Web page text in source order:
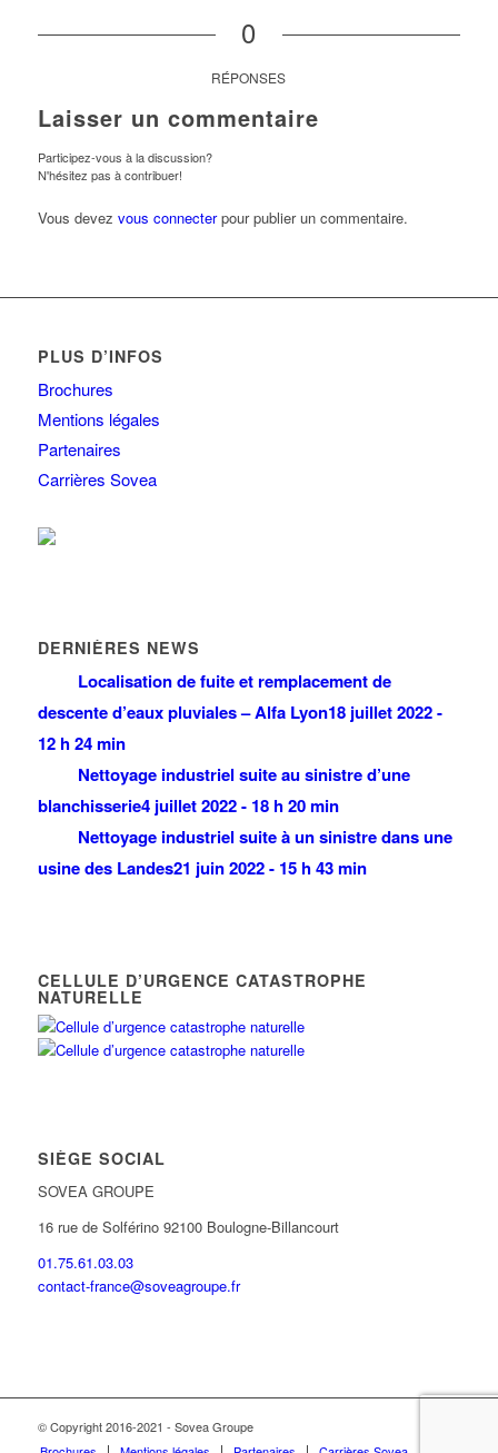
0
RÉPONSES
Laisser un commentaire
Participez-vous à la discussion?
N'hésitez pas à contribuer!
Vous devez vous connecterpour publier un commentaire.
PLUS D’INFOS
Brochures
Mentions légales
Partenaires
Carrières Sovea
DERNIÈRES NEWS
Localisation de fuite et remplacement de
descente d’eaux pluviales – Alfa Lyon18 juillet 2022 -
12 h 24 min
Nettoyage industriel suite au sinistre d’une
blanchisserie4 juillet 2022 - 18 h 20 min
Nettoyage industriel suite à un sinistre dans une
usine des Landes21 juin 2022 - 15 h 43 min
CELLULE D’URGENCE CATASTROPHE
NATURELLE
SIÈGE SOCIAL
SOVEA GROUPE
16 rue de Solférino 92100 Boulogne-Billancourt
01.75.61.03.03
contact-france@soveagroupe.fr
© Copyright 2016-2021 - Sovea Groupe